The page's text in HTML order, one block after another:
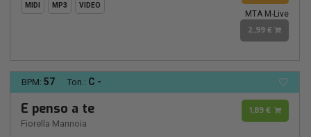
MIDI MP3 VIDEO
MTA M-Live
2,99 €
BPM: 57 Ton.: C -
E penso a te
Fiorella Mannoia
1,89 €